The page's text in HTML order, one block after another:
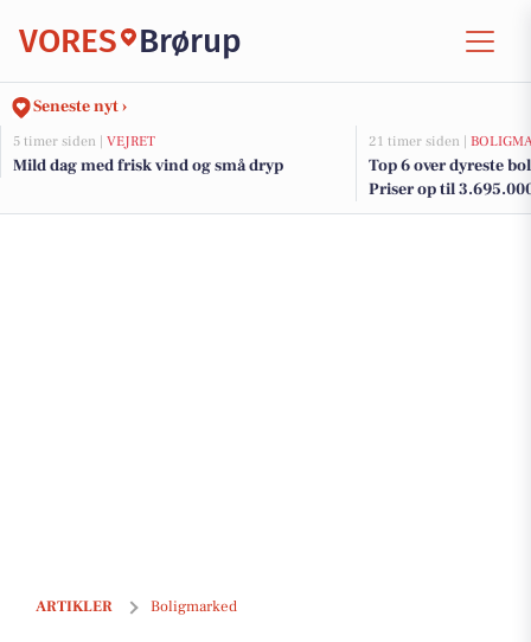
VORES Brørup
Seneste nyt ›
5 timer siden | VEJRET
Mild dag med frisk vind og små dryp
21 timer siden |
Top 6 over dyreste
Priser op til
ARTIKLER Boligmarked
Vestergade 54 og 1 anden boliger er kommet til salg denne uge i